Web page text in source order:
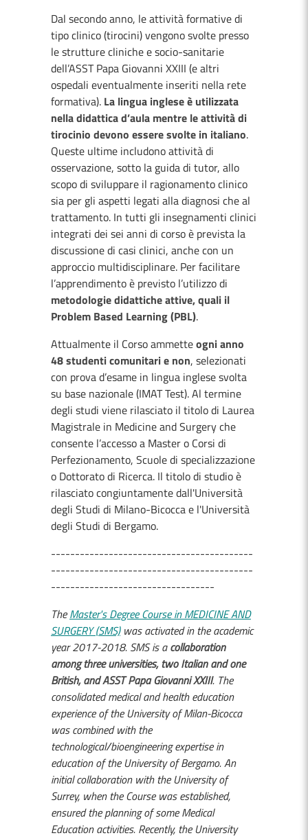
Dal secondo anno, le attività formative di
tipo clinico (tirocini) vengono svolte presso
le strutture cliniche e socio-sanitarie
dell’ASST Papa Giovanni XXIII (e altri
ospedali eventualmente inseriti nella rete
formativa). La lingua inglese è utilizzata
nella didattica d’aula mentre le attività di
tirocinio devono essere svolte in italiano.
Queste ultime includono attività di
osservazione, sotto la guida di tutor, allo
scopo di sviluppare il ragionamento clinico
sia per gli aspetti legati alla diagnosi che al
trattamento. In tutti gli insegnamenti clinici
integrati dei sei anni di corso è prevista la
discussione di casi clinici, anche con un
approccio multidisciplinare. Per facilitare
l’apprendimento è previsto l’utilizzo di
metodologie didattiche attive, quali il
Problem Based Learning (PBL).
Attualmente il Corso ammetteogni anno
48 studenti comunitari e non, selezionati
con prova d’esame in lingua inglese svolta
su base nazionale (IMAT Test). Al termine
degli studi viene rilasciato il titolo di Laurea
Magistrale in Medicine and Surgery che
consente l’accesso a Master o Corsi di
Perfezionamento, Scuole di specializzazione
o Dottorato di Ricerca. Il titolo di studio è
rilasciato congiuntamente dall'Università
degli Studi di Milano-Bicocca e l'Università
degli Studi di Bergamo.
------------------------------------------
------------------------------------------
----------------------------------
TheMaster's Degree Course in MEDICINE AND
SURGERY (SMS)was activated in the academic
year 2017-2018. SMS is acollaboration
among three universities, two Italian and one
British, and ASST Papa Giovanni XXIII. The
consolidated medical and health education
experience of the University of Milan-Bicocca
was combined with the
technological/bioengineering expertise in
education of the University of Bergamo. An
initial collaboration with the University of
Surrey, when the Course was established,
ensured the planning of some Medical
Education activities. Recently, the University